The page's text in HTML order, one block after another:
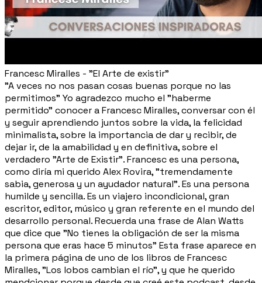
Francesc Miralles - "El Arte de existir"
"A veces no nos pasan cosas buenas porque no las
permitimos" Yo agradezco mucho el "haberme
permitido" conocer a Francesc Miralles, conversar con él
y seguir aprendiendo juntos sobre la vida, la felicidad
minimalista, sobre la importancia de dar y recibir, de
dejar ir, de la amabilidad y en definitiva, sobre el
verdadero "Arte de Existir". Francesc es una persona,
como diría mi querido Alex Rovira, "tremendamente
sabia, generosa y un ayudador natural". Es una persona
humilde y sencilla. Es un viajero incondicional, gran
escritor, editor, músico y gran referente en el mundo del
desarrollo personal. Recuerda una frase de Alan Watts
que dice que "No tienes la obligación de ser la misma
persona que eras hace 5 minutos" Esta frase aparece en
la primera página de uno de los libros de Francesc
Miralles, "Los lobos cambian el río", y que he querido